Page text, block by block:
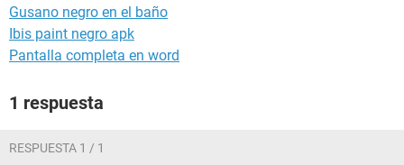
Gusano negro en el baño
Ibis paint negro apk
Pantalla completa en word
1 respuesta
RESPUESTA 1 / 1